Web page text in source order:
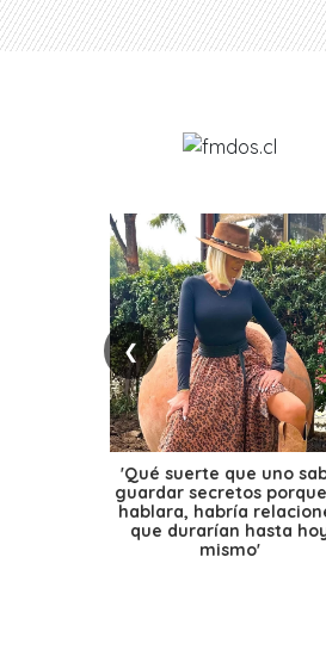
❮
'Qué suerte que uno
guardar secretos
hablara, habría
que durarían hasta
mismo'